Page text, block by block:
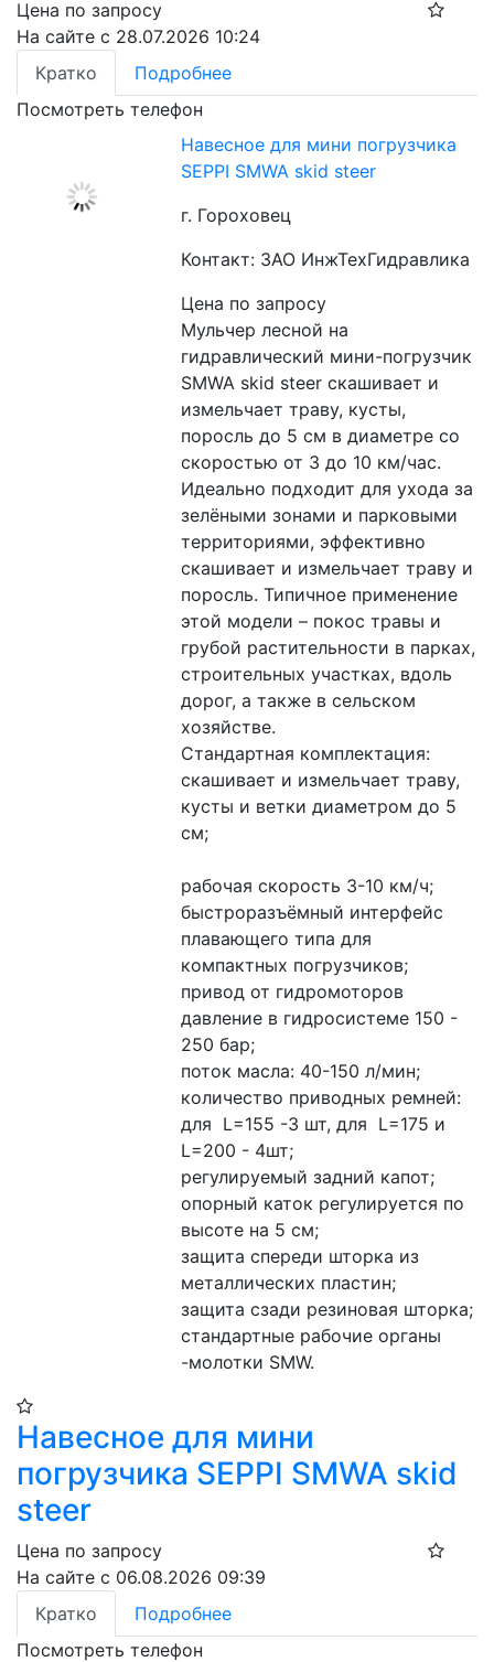
Цена по запросу
На сайте с 28.07.2026 10:24
Кратко
Подробнее
Посмотреть телефон
Навесное для мини погрузчика
SEPPI SMWA skid steer
г. Гороховец
Контакт: ЗАО ИнжТехГидравлика
Цена по запросу
Мульчер лесной на
гидравлический мини-погрузчик
SMWA skid steer скашивает и
измельчает траву, кусты,
поросль до 5 см в диаметре со
скоростью от 3 до 10 км/час.
Идеально подходит для ухода за
зелёными зонами и парковыми
территориями, эффективно
скашивает и измельчает траву и
поросль. Типичное применение
этой модели – покос травы и
грубой растительности в парках,
строительных участках, вдоль
дорог, а также в сельском
хозяйстве.
Стандартная комплектация:
скашивает и измельчает траву,
кусты и ветки диаметром до 5
см;
рабочая скорость 3-10 км/ч;
быстроразъёмный интерфейс
плавающего типа для
компактных погрузчиков;
привод от гидромоторов
давление в гидросистеме 150 -
250 бар;
поток масла: 40-150 л/мин;
количество приводных ремней:
для  L=155 -3 шт, для  L=175 и
L=200 - 4шт;
регулируемый задний капот;
опорный каток регулируется по
высоте на 5 см;
защита спереди шторка из
металлических пластин;
защита сзади резиновая шторка;
стандартные рабочие органы
-молотки SMW.
Навесное для мини
погрузчика SEPPI SMWA skid
steer
Цена по запросу
На сайте с 06.08.2026 09:39
Кратко
Подробнее
Посмотреть телефон